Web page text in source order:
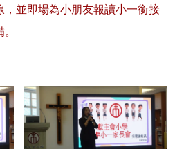
並即場為小朋友報讀小一銜接